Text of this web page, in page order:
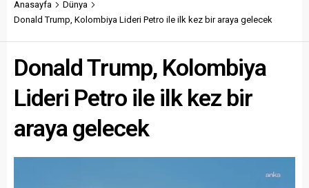
Anasayfa
Dünya
Donald Trump, Kolombiya Lideri Petro ile ilk kez bir araya gelecek
Donald Trump, Kolombiya
Lideri Petro ile ilk kez bir
araya gelecek